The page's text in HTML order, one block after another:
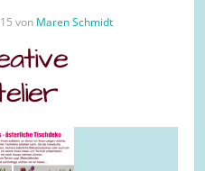
von Maren Schmidt